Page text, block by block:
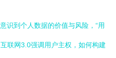
识到个人数据的价值与风险，“用
联网3.0强调用户主权，如何构建